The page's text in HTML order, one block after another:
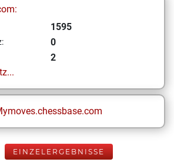
1595
0
2
EINZELERGEBNISSE